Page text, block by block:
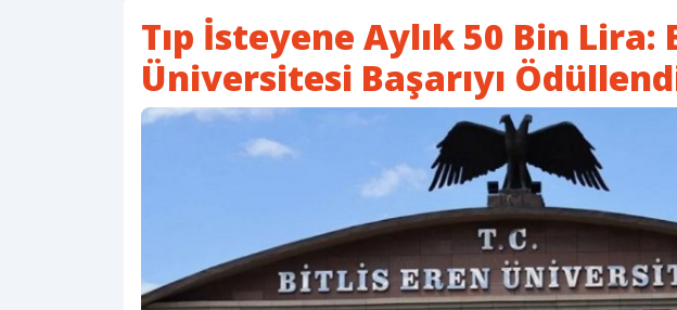
Tıp İsteyene Aylık 50 Bin Lira:
Üniversitesi Başarıyı